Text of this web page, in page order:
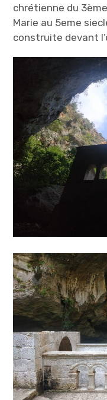
chrétienne du
Marie au 5eme
construite devant